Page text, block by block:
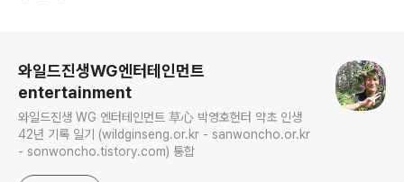
와일드진생WG엔터테인먼트
entertainment
와일드진생 WG 엔터테인먼트 草心 박영호헌터 약초 인생
42년 기록 일기 (wildginseng.or.kr - sanwoncho.or.kr
- sonwoncho.tistory.com) 통합